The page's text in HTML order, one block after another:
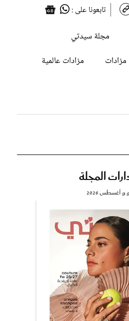
تابعونا على :
مجلة سيدتي
مزادات
مزادات عالمية
المجلة
و أغسطس 2026